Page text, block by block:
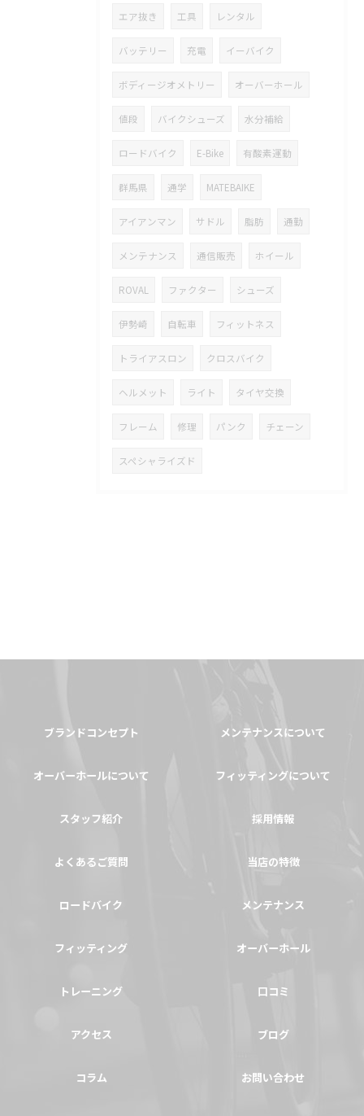
エア抜き 工具 レンタル
バッテリー 充電 イーバイク
ボディージオメトリー オーバーホール
値段 バイクシューズ 水分補給
ロードバイク E-Bike 有酸素運動
群馬県 通学 MATEBAIKE
アイアンマン サドル 脂肪 通勤
メンテナンス 通信販売 ホイール
ROVAL ファクター シューズ
伊勢崎 自転車 フィットネス
トライアスロン クロスバイク
ヘルメット ライト タイヤ交換
フレーム 修理 パンク チェーン
スペシャライズド
ブランドコンセプト メンテナンスについて
オーバーホールについて フィッティングについて
スタッフ紹介 採用情報
よくあるご質問 当店の特徴
ロードバイク メンテナンス
フィッティング オーバーホール
トレーニング 口コミ
アクセス ブログ
コラム お問い合わせ